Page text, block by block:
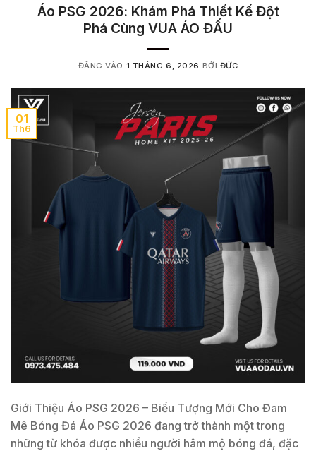
Áo PSG 2026: Khám Phá Thiết Kế Đột
Phá Cùng VUA ÁO ĐẤU
ĐĂNG VÀO 1 THÁNG 6, 2026 BỞI ĐỨC
01
Th6
Giới Thiệu Áo PSG 2026 – Biểu Tượng Mới Cho Đam
Mê Bóng Đá Áo PSG 2026 đang trở thành một trong
những từ khóa được nhiều người hâm mộ bóng đá, đặc